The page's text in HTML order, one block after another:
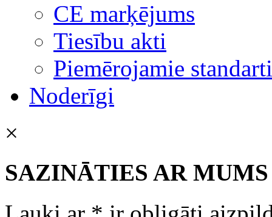
CE marķējums
Tiesību akti
Piemērojamie standarti
Noderīgi
×
SAZINĀTIES AR MUMS